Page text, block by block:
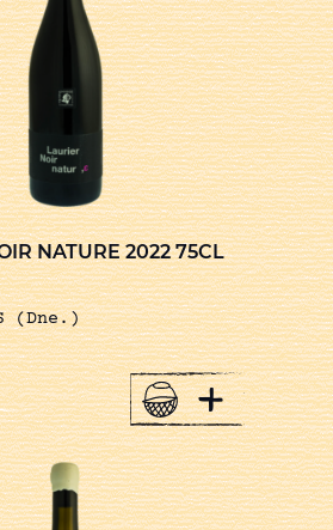
NATURE 2022 75CL
(Dne.)
+